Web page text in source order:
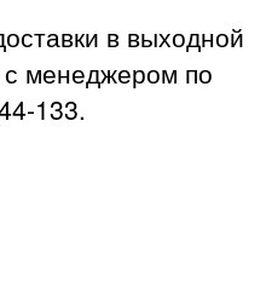
в выходной
менеджером по
133.